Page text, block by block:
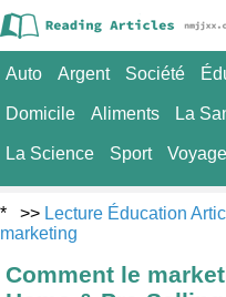
Auto Argent Société
Domicile Aliments La
La Science Sport Voyage
* >> Lecture Éducation
marketing
Comment le